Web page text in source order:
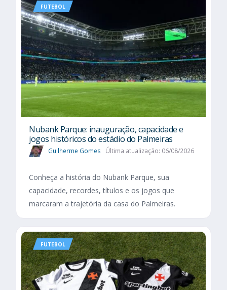
FUTEBOL
Nubank Parque: inauguração, capacidade e
jogos históricos do estádio do Palmeiras
Guilherme Gomes Última atualização: 06/08/2026
Conheça a história do Nubank Parque, sua
capacidade, recordes, títulos e os jogos que
marcaram a trajetória da casa do Palmeiras.
FUTEBOL